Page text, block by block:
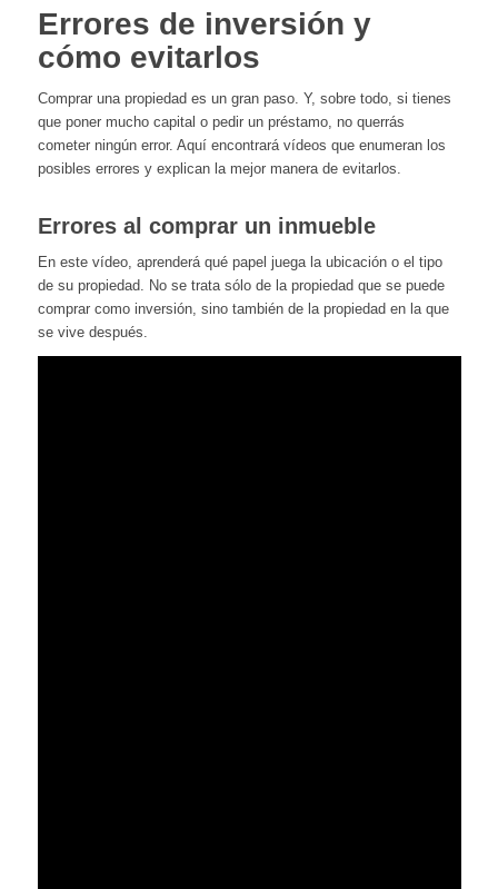
Errores de inversión y
cómo evitarlos
Comprar una propiedad es un gran paso. Y, sobre todo, si tienes
que poner mucho capital o pedir un préstamo, no querrás
cometer ningún error. Aquí encontrará vídeos que enumeran los
posibles errores y explican la mejor manera de evitarlos.
Errores al comprar un inmueble
En este vídeo, aprenderá qué papel juega la ubicación o el tipo
de su propiedad. No se trata sólo de la propiedad que se puede
comprar como inversión, sino también de la propiedad en la que
se vive después.